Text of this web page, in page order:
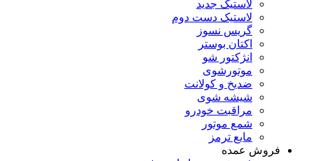
لاستیک جدید
لاستیک دست دوم
گریس نسوز
اکتان بوستر
انژکتور شو
موتورشوی
ضدیخ و کولانت
شیشه شوی
مراقبت خودرو
شمع موتور
مایع ترمز
فروش عمده